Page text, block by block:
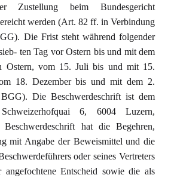
Zustellung beim Bundesgericht
werden (Art. 82 ff. in Verbindung
Die Frist steht während folgender
ten Tag vor Ostern bis und mit dem
Ostern, vom 15. Juli bis und mit 15.
18. Dezember bis und mit dem 2.
Die Beschwerdeschrift ist dem
Schweizerhofquai 6, 6004 Luzern,
hat die Begehren,
mit Angabe der Beweismittel und die
oder seines Vertreters
angefochtene Entscheid sowie die als